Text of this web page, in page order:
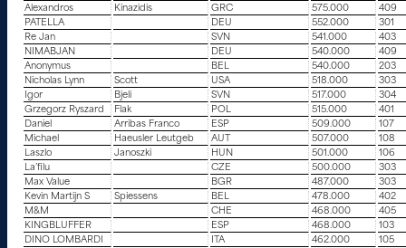
Alexandros
Kinazidis GRC 575.000
409
PATELLA
DEU 552.000
301
Re Jan
SVN 541.000
403
NIMABJAN
DEU 540.000
409
Anonymus
BEL 540.000
203
Nicholas Lynn
Scott USA 518.000
303
Igor
Bjeli SVN 517.000
304
Grzegorz Ryszard
Flak POL 515.000
401
Daniel
Arribas Franco ESP 509.000
107
Michael
Haeusler Leutgeb AUT 507.000
108
Laszlo
Janoszki HUN 501.000
106
La’filu
CZE 500.000
303
Max Value
BGR 487.000
303
Kevin Martijn S
Spiessens BEL 478.000
402
M&M
CHE 468.000
405
KINGBLUFFER
ESP 468.000
103
DINO LOMBARDI
ITA 462.000
105